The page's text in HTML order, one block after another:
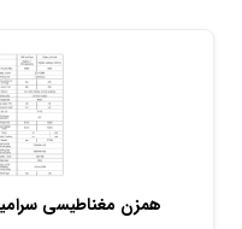
همزن مغناطیسی